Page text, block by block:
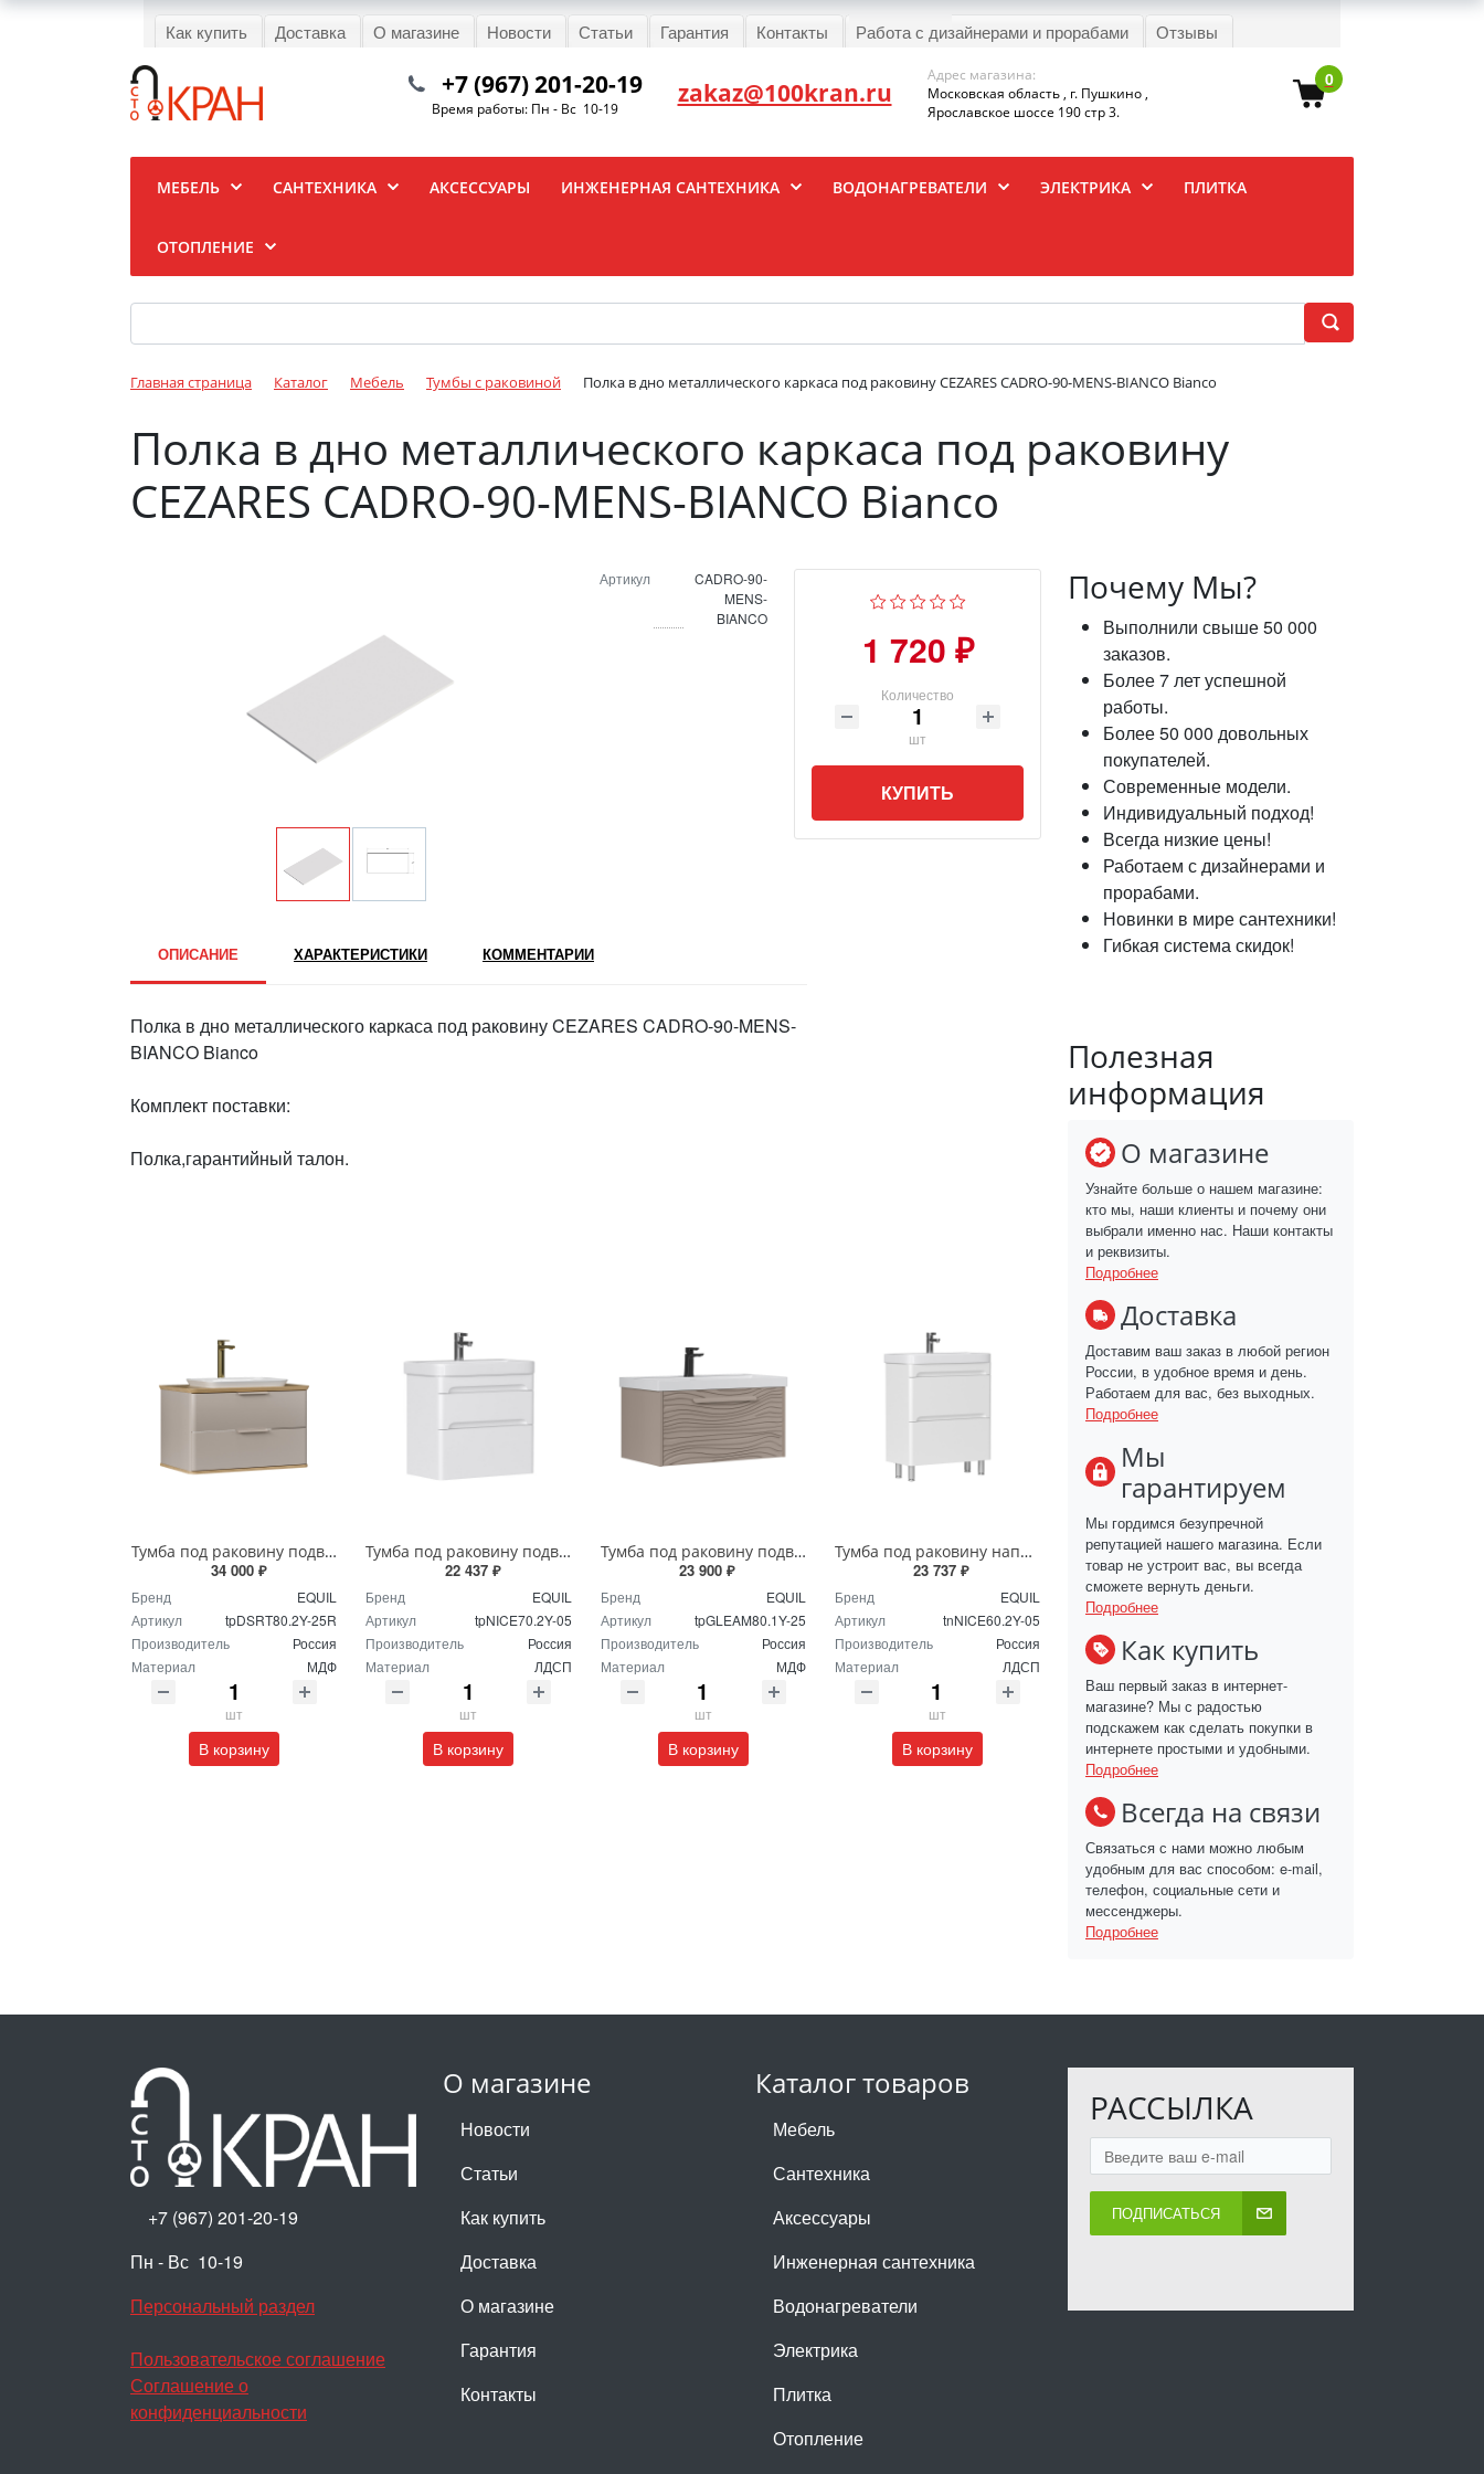
Как купить Доставка О магазине Новости Статьи Гарантия Контакты Работа с дизайнерами и прорабами Отзывы
0
+7 (967) 201-20-19
Время работы: Пн - Вс 10-19 zakaz@100kran.ru
Адрес магазина:
Московская область , г. Пушкино ,
Ярославское шоссе 190 стр 3.
МЕБЕЛЬ САНТЕХНИКА АКСЕССУАРЫ ИНЖЕНЕРНАЯ САНТЕХНИКА ВОДОНАГРЕВАТЕЛИ ЭЛЕКТРИКА ПЛИТКА
ОТОПЛЕНИЕ
Главная страница Каталог Мебель Тумбы с раковиной Полка в дно металлического каркаса под раковину CEZARES CADRO-90-MENS-BIANCO Bianco
Полка в дно металлического каркаса под раковину
CEZARES CADRO-90-MENS-BIANCO Bianco
Артикул
CADRO-90-
MENS-
BIANCO
1 720 ₽
Количество
шт
КУПИТЬ
ОПИСАНИЕ ХАРАКТЕРИСТИКИ КОММЕНТАРИИ
Полка в дно металлического каркаса под раковину CEZARES CADRO-90-MENS-
BIANCO Bianco
Комплект поставки:
Полка,гарантийный талон.
Тумба под раковину подвесная EQUIL Десерт 80.2Я/Desert 80.2Y с ручками в цвет амарок tpDSRT80.2Y-25R амарок/дуб
34 000 ₽
Бренд
EQUIL
Артикул
tpDSRT80.2Y-25R
Производитель
Россия
Материал
МДФ
шт
В корзину
Тумба под раковину подвесная EQUIL Найс 70 см tpNICE70.2Y-05 белая
22 437 ₽
Бренд
EQUIL
Артикул
tpNICE70.2Y-05
Производитель
Россия
Материал
ЛДСП
шт
В корзину
Тумба под раковину подвесная EQUIL Глеам 80.1Я/Gleam 80.1Y амарок/дуб вотан tpGLEAM80.1Y-25
23 900 ₽
Бренд
EQUIL
Артикул
tpGLEAM80.1Y-25
Производитель
Россия
Материал
МДФ
шт
В корзину
Тумба под раковину напольная EQUIL Найс 60 см tnNICE60.2Y-05 белая
23 737 ₽
Бренд
EQUIL
Артикул
tnNICE60.2Y-05
Производитель
Россия
Материал
ЛДСП
шт
В корзину
Почему Мы?
Выполнили свыше 50 000
заказов.
Более 7 лет успешной
работы.
Более 50 000 довольных
покупателей.
Современные модели.
Индивидуальный подход!
Всегда низкие цены!
Работаем с дизайнерами и
прорабами.
Новинки в мире сантехники!
Гибкая система скидок!
Полезная
информация
О магазине
Узнайте больше о нашем магазине:
кто мы, наши клиенты и почему они
выбрали именно нас. Наши контакты
и реквизиты.
Подробнее
Доставка
Доставим ваш заказ в любой регион
России, в удобное время и день.
Работаем для вас, без выходных.
Подробнее
Мы
гарантируем
Мы гордимся безупречной
репутацией нашего магазина. Если
товар не устроит вас, вы всегда
сможете вернуть деньги.
Подробнее
Как купить
Ваш первый заказ в интернет-
магазине? Мы с радостью
подскажем как сделать покупки в
интернете простыми и удобными.
Подробнее
Всегда на связи
Связаться с нами можно любым
удобным для вас способом: e-mail,
телефон, социальные сети и
мессенджеры.
Подробнее
О магазине
Новости
Статьи
Как купить
Доставка
О магазине
Гарантия
Контакты
Каталог товаров
Мебель
Сантехника
Аксессуары
Инженерная сантехника
Водонагреватели
Электрика
Плитка
Отопление
РАССЫЛКА
ПОДПИСАТЬСЯ
+7 (967) 201-20-19
Пн - Вс 10-19
Персональный раздел
Пользовательское соглашение
Соглашение о
конфиденциальности